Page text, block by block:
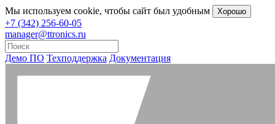
Мы используем cookie, чтобы сайт был удобным Хорошо
+7 (342) 256-60-05
manager@ttronics.ru
Демо ПО Техподдержка Документация